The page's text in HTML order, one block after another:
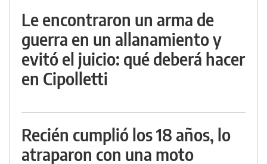
Le encontraron un arma de
guerra en un allanamiento y
evitó el juicio: qué deberá hacer
en Cipolletti
Recién cumplió los 18 años, lo
atraparon con una moto